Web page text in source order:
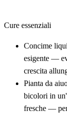
Cure essenziali
Concime
esigente —
crescita
Pianta da
bicolori in
fresche —